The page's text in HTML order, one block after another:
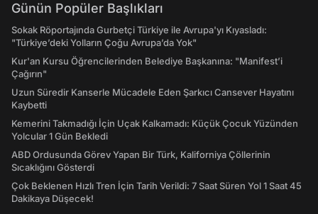
Günün Popüler Başlıkları
Sokak Röportajında Gurbetçi Türkiye ile Avrupa'yı Kıyasladı:
"Türkiye’deki Yolların Çoğu Avrupa’da Yok"
Kur'an Kursu Öğrencilerinden Belediye Başkanına: "Manifest’i
Çağırın"
Uzun Süredir Kanserle Mücadele Eden Şarkıcı Cansever Hayatını
Kaybetti
Kemerini Takmadığı İçin Uçak Kalkamadı: Küçük Çocuk Yüzünden
Yolcular 1 Gün Bekledi
ABD Ordusunda Görev Yapan Bir Türk, Kaliforniya Çöllerinin
Sıcaklığını Gösterdi
Çok Beklenen Hızlı Tren İçin Tarih Verildi: 7 Saat Süren Yol 1 Saat 45
Dakikaya Düşecek!